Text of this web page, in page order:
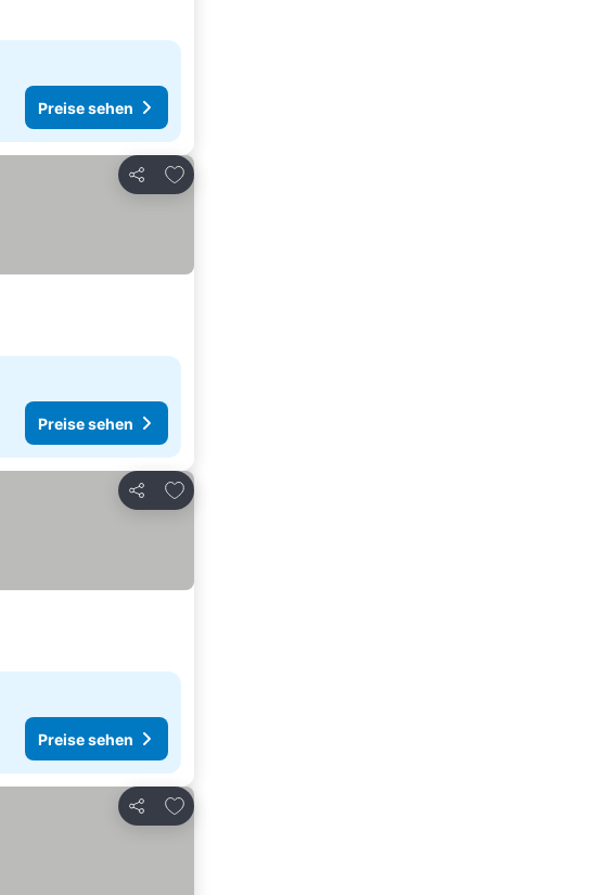
Preise sehen
Teilen
Zu Favoriten hinzufügen
Preise sehen
Teilen
Zu Favoriten hinzufügen
Preise sehen
Teilen
Zu Favoriten hinzufügen